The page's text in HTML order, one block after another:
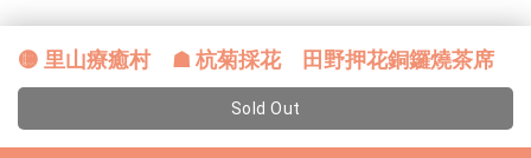
🟡 里山療癒村 ☗ 杭菊採花 田野押花銅鑼燒茶席
Sold Out